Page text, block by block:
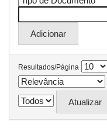
Resultados/Página